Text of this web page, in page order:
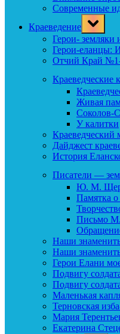
Современные
Краеведение
Toggle
sub-
menu
Герои-
Герои-еланцы:
Отчий Край
Краеведческие
Живая
Соколов-
У калитки
Краеведческий
Дайджест
История
Писатели —
Ю. М.
Памятка
Письмо
Наши
Наши
Герои Елани
Подвигу
Подвигу
Маленькая
Терновская
Мария
Екатерина